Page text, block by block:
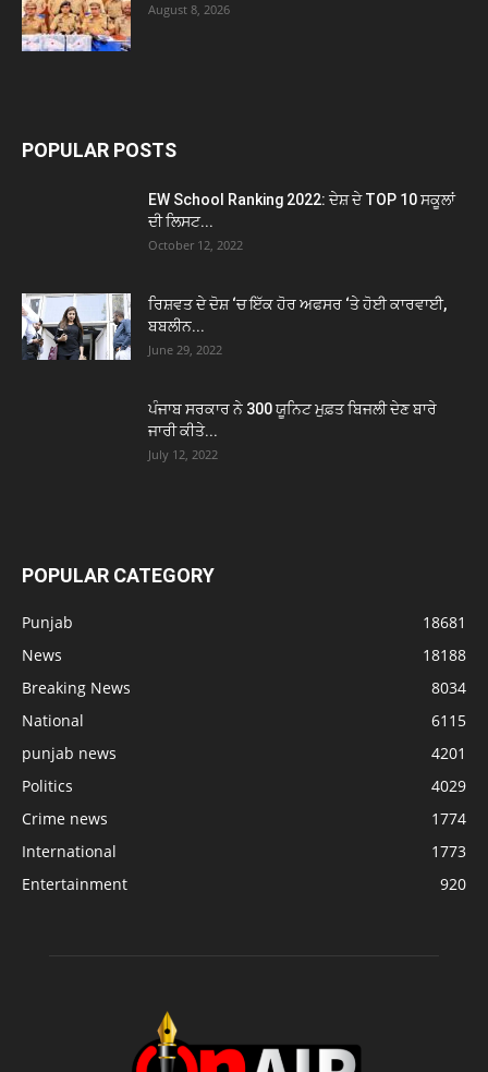
August 8, 2026
POPULAR POSTS
EW School Ranking 2022: ਦੇਸ਼ ਦੇ TOP 10 ਸਕੂਲਾਂ
ਦੀ ਲਿਸਟ...
October 12, 2022
ਰਿਸ਼ਵਤ ਦੇ ਦੋਸ਼ ‘ਚ ਇੱਕ ਹੋਰ ਅਫਸਰ ‘ਤੇ ਹੋਈ ਕਾਰਵਾਈ,
ਬਬਲੀਨ...
June 29, 2022
ਪੰਜਾਬ ਸਰਕਾਰ ਨੇ 300 ਯੂਨਿਟ ਮੁਫ਼ਤ ਬਿਜਲੀ ਦੇਣ ਬਾਰੇ
ਜਾਰੀ ਕੀਤੇ...
July 12, 2022
POPULAR CATEGORY
Punjab
18681
News
18188
Breaking News
8034
National
6115
punjab news
4201
Politics
4029
Crime news
1774
International
1773
Entertainment
920